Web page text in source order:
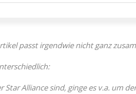
passt irgendwie nicht ganz
Star Alliance sind, ginge es v.a. um